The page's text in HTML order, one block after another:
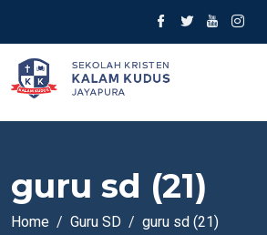
guru sd (21)
Home Guru SD guru sd (21)